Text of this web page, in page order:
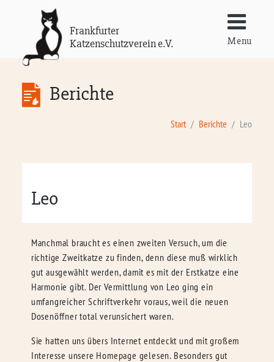
Frankfurter
Katzenschutzverein e.V.
Menu
Berichte
Start Berichte Leo
Leo
Manchmal braucht es einen zweiten Versuch, um die
richtige Zweitkatze zu finden, denn diese muß wirklich
gut ausgewählt werden, damit es mit der Erstkatze eine
Harmonie gibt. Der Vermittlung von Leo ging ein
umfangreicher Schriftverkehr voraus, weil die neuen
Dosenöffner total verunsichert waren.
Sie hatten uns übers Internet entdeckt und mit großem
Interesse unsere Homepage gelesen. Besonders gut